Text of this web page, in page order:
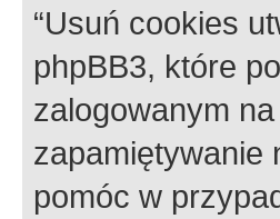
“Usuń cookies
phpBB3, które
zalogowanym
zapamiętywanie
pomóc w